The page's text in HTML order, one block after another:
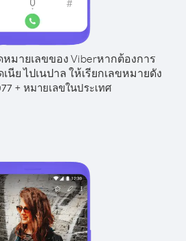
มายเลขของ Viberหากต้องการ
ย ไปเนปาล ให้เรียกเลขหมายดัง
+ หมายเลขในประเทศ